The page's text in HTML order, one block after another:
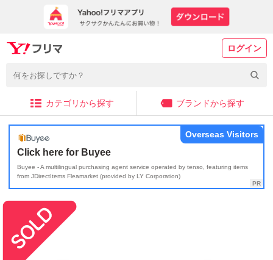
ログイン
カテゴリから探す ブランドから探す
Click here for Buyee
Buyee - A multilingual purchasing agent service operated by tenso, featuring items
from JDirectItems Fleamarket (provided by LY Corporation)
Overseas Visitors